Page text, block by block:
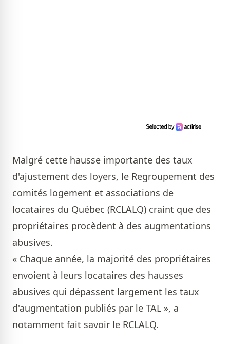
Malgré cette hausse importante des taux
d'ajustement des loyers, le Regroupement des
comités logement et associations de
locataires du Québec (RCLALQ) craint que des
propriétaires procèdent à des augmentations
abusives.
« Chaque année, la majorité des propriétaires
envoient à leurs locataires des hausses
abusives qui dépassent largement les taux
d'augmentation publiés par le TAL », a
notamment fait savoir le RCLALQ.